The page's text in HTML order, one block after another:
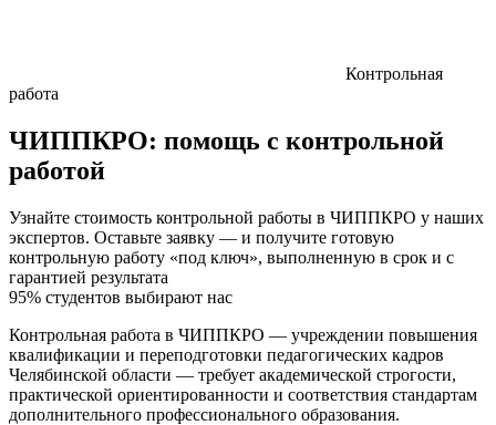
Контрольная
работа
ЧИППКРО: помощь с контрольной
работой
Узнайте стоимость контрольной работы в ЧИППКРО у наших
экспертов. Оставьте заявку — и получите готовую
контрольную работу «под ключ», выполненную в срок и с
гарантией результата
95% студентов выбирают нас
Контрольная работа в ЧИППКРО — учреждении повышения
квалификации и переподготовки педагогических кадров
Челябинской области — требует академической строгости,
практической ориентированности и соответствия стандартам
дополнительного профессионального образования.